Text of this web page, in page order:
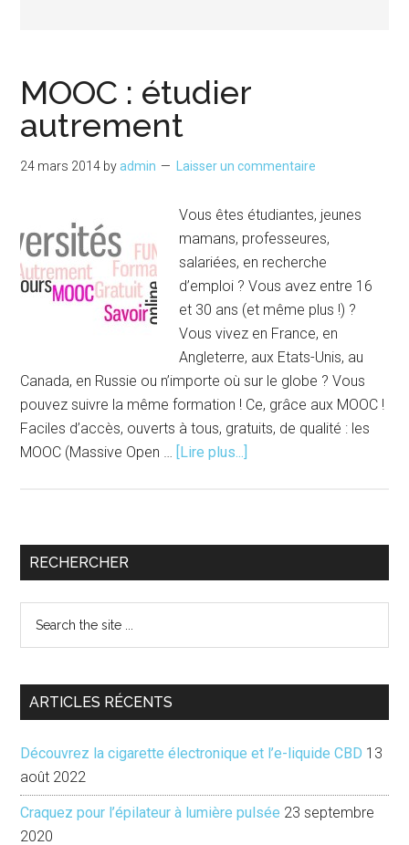
MOOC : étudier
autrement
24 mars 2014 byadmin Laisser un commentaire
Vous êtes étudiantes, jeunes
mamans, professeures,
salariées, en recherche
d’emploi ? Vous avez entre 16
et 30 ans (et même plus !) ?
Vous vivez en France, en
Angleterre, aux Etats-Unis, au
Canada, en Russie ou n’importe où sur le globe ? Vous
pouvez suivre la même formation ! Ce, grâce aux MOOC !
Faciles d’accès, ouverts à tous, gratuits, de qualité : les
MOOC (Massive Open … [Lire plus...]
autrement
Barre
principale
RECHERCHER
...
ARTICLES RÉCENTS
Découvrez la cigarette électronique et l’e-liquide CBD 13
août 2022
Craquez pour l’épilateur à lumière pulsée 23 septembre
2020